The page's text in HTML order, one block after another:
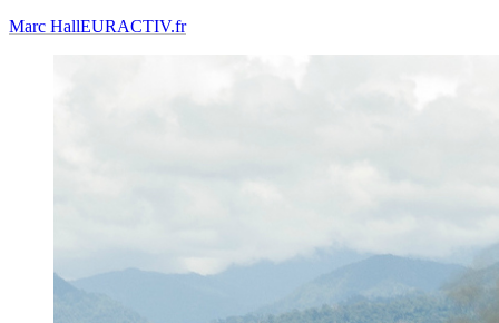
Marc HallEURACTIV.fr